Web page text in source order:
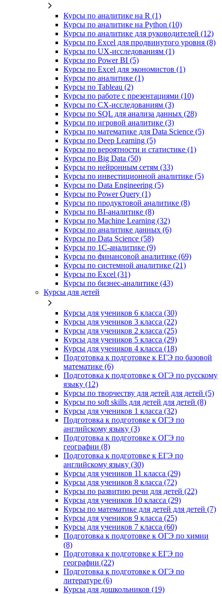
Курсы по аналитике на R (1)
Курсы по аналитике на Python (10)
Курсы по аналитике для руководителей (12)
Курсы по Excel для продвинутого уровня (8)
Курсы по UX‑исследованиям (1)
Курсы по Power BI (5)
Курсы по Excel для экономистов (1)
Курсы по аналитике (1)
Курсы по Tableau (2)
Курсы по работе с презентациями (10)
Курсы по CX-исследованиям (3)
Курсы по SQL для анализа данных (28)
Курсы по игровой аналитике (3)
Курсы по математике для Data Science (5)
Курсы по Deep Learning (5)
Курсы по вероятности и статистике (1)
Курсы по Big Data (50)
Курсы по нейронным сетям (33)
Курсы по инвестиционной аналитике (5)
Курсы по Data Engineering (5)
Курсы по Power Query (1)
Курсы по продуктовой аналитике (8)
Курсы по BI‑аналитике (8)
Курсы по Machine Learning (32)
Курсы по аналитике данных (6)
Курсы по Data Science (58)
Курсы по 1С‑аналитике (9)
Курсы по финансовой аналитике (69)
Курсы по системной аналитике (21)
Курсы по Excel (31)
Курсы по бизнес‑аналитике (43)
Курсы для детей
Курсы для учеников 6 класса (30)
Курсы для учеников 3 класса (22)
Курсы для учеников 2 класса (25)
Курсы для учеников 5 класса (29)
Курсы для учеников 4 класса (18)
Подготовка к подготовке к ЕГЭ по базовой
математике (6)
Подготовка к подготовке к ОГЭ по русскому
языку (12)
Курсы по творчеству для детей для детей (5)
Курсы по soft skills для детей для детей (8)
Курсы для учеников 1 класса (32)
Подготовка к подготовке к ОГЭ по
английскому языку (3)
Подготовка к подготовке к ОГЭ по
географии (8)
Подготовка к подготовке к ЕГЭ по
английскому языку (30)
Курсы для учеников 11 класса (29)
Курсы для учеников 8 класса (72)
Курсы по развитию речи для детей (22)
Курсы для учеников 10 класса (29)
Курсы по математике для детей для детей (7)
Курсы для учеников 9 класса (25)
Курсы для учеников 7 класса (60)
Подготовка к подготовке к ОГЭ по химии
(8)
Подготовка к подготовке к ЕГЭ по
географии (22)
Подготовка к подготовке к ОГЭ по
литературе (6)
Курсы для дошкольников (19)